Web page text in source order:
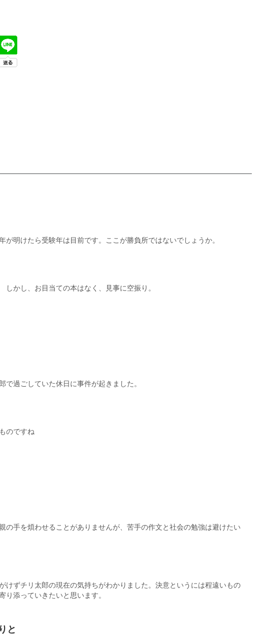
が明けたら受験年は目前です。ここが勝負所ではないでしょうか。
かし、お目当ての本はなく、見事に空振り。
で過ごしていた休日に事件が起きました。
のですね
の手を煩わせることがありませんが、苦手の作文と社会の勉強は避けたい
けずチリ太郎の現在の気持ちがわかりました。決意というには程遠いもの
り添っていきたいと思います。
と